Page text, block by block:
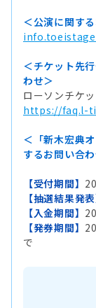
＜公演に関す
＜チケット先
わせ＞
ローソンチケ
https://faq.l-
＜「新木宏典
するお問い合
【受付期間】
【抽選結果発表
【入金期間】
【発券期間】
で